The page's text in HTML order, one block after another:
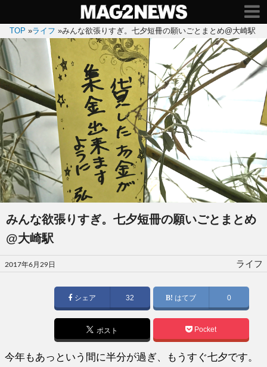
TOP »ライフ »みんな欲張りすぎ。七夕短冊の願いごとまとめ@大崎駅
みんな欲張りすぎ。七夕短冊の願いごとまとめ
@大崎駅
投
稿
2017年6月29日 ライフ
シェア 32 はてブ 0
ポスト Pocket
今年もあっという間に半分が過ぎ、もうすぐ七夕です。